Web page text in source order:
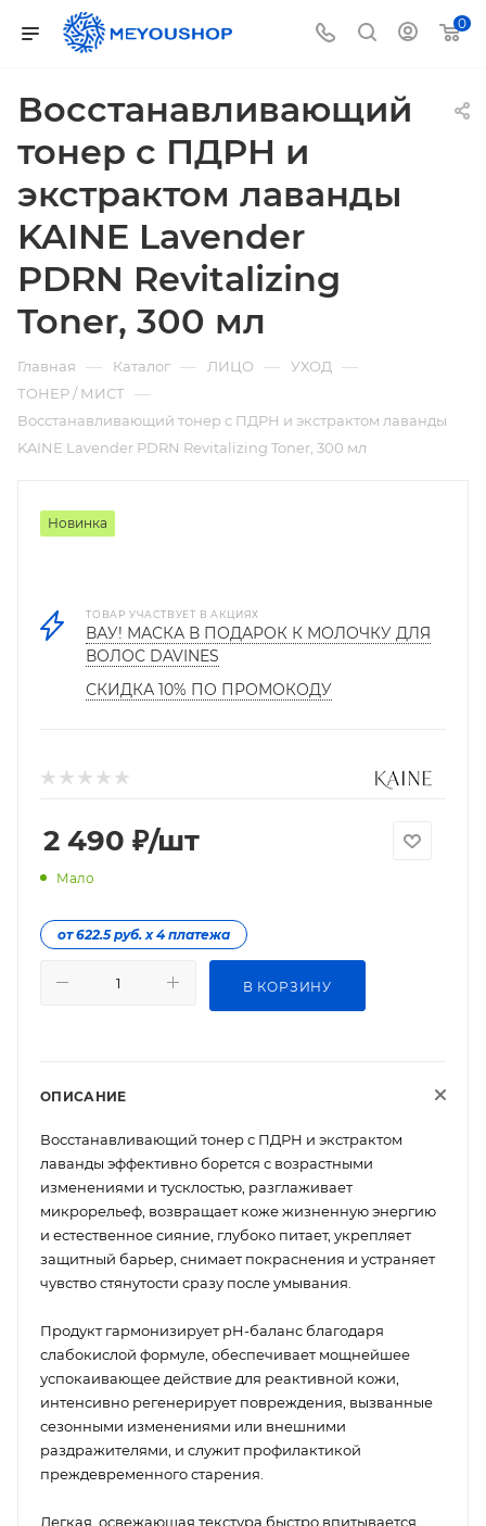
0
Восстанавливающий
тонер с ПДРН и
экстрактом лаванды
KAINE Lavender
PDRN Revitalizing
Toner, 300 мл
Главная — Каталог — ЛИЦО — УХОД —
ТОНЕР / МИСТ —
Восстанавливающий тонер с ПДРН и экстрактом лаванды
KAINE Lavender PDRN Revitalizing Toner, 300 мл
Новинка
ТОВАР УЧАСТВУЕТ В АКЦИЯХ
ВАУ! МАСКА В ПОДАРОК К МОЛОЧКУ ДЛЯ
ВОЛОС DAVINES
СКИДКА 10% ПО ПРОМОКОДУ
2 490 ₽/шт
Мало
от 622.5 руб. х 4 платежа
В КОРЗИНУ
ОПИСАНИЕ
Восстанавливающий тонер с ПДРН и экстрактом
лаванды эффективно борется с возрастными
изменениями и тусклостью, разглаживает
микрорельеф, возвращает коже жизненную энергию
и естественное сияние, глубоко питает, укрепляет
защитный барьер, снимает покраснения и устраняет
чувство стянутости сразу после умывания.
Продукт гармонизирует pH-баланс благодаря
слабокислой формуле, обеспечивает мощнейшее
успокаивающее действие для реактивной кожи,
интенсивно регенерирует повреждения, вызванные
сезонными изменениями или внешними
раздражителями, и служит профилактикой
преждевременного старения.
Легкая, освежающая текстура быстро впитывается,